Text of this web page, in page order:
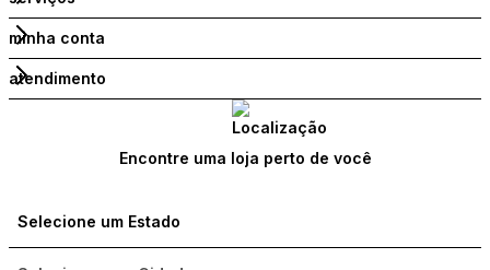
minha conta
atendimento
Encontre uma loja perto de você